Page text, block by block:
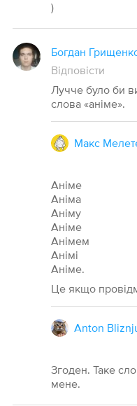
)
Богдан
Відповісти
Лучче було би
слова «аніме».
Макс
Аніме
Аніма
Аніму
Аніме
Анімем
Анімі
Аніме.
Це якщо
Anton
Згоден. Таке
мене.